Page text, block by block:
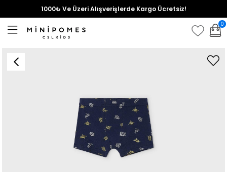
1000₺ Ve Üzeri Alışverişlerde Kargo Ücretsiz!
0